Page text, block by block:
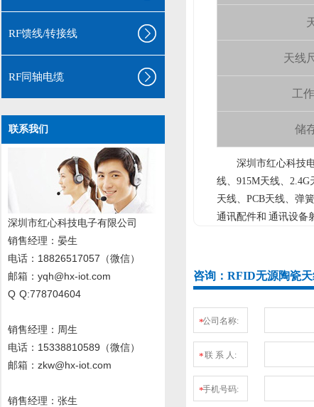
RF馈线/转接线
RF同轴电缆
联系我们
深圳市红心科技电子有限公司
销售经理 ：晏生
电话：18826517057（微信）
邮箱：yqh@hx-iot.com
Q Q:778704604
销售经理：周生
电话 ：15338810589 （微信）
邮箱：zkw@hx-iot.com
销售经理：张生
天线
工
储
深圳市红心科技
线、915M天线、2.4G
天线、PCB天线、弹
通讯配件和 通讯设备
咨询：RFID无源陶瓷
*公司名称:
*联 系 人:
*手机号码: